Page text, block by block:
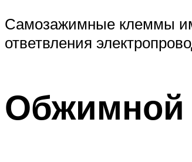
Самозажимные клеммы
ответвления
Обжимной